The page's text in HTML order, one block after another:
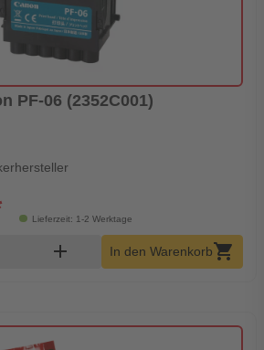
PF-06 (2352C001)
Lieferzeit: 1-2 Werktage
Warenkorb Menge
add In den Warenkorb shopping_cart